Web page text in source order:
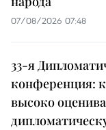
07/08/2026 07:48
33-я
конференция:
высоко